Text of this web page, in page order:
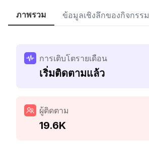
ภาพรวม ข้อมูลเชิงลึกของกิจกรรม
การเติบโตรายเดือน
เริ่มติดตามแล้ว
ผู้ติดตาม
19.6K